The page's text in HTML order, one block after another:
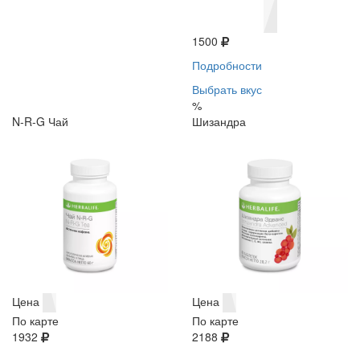
1500
Подробности
Выбрать вкус
%
N-R-G Чай
Цена
По карте
1932
Шизандра
Цена
По карте
2188